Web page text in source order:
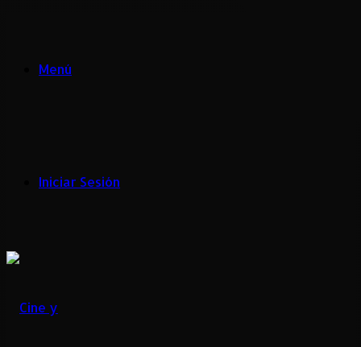
Menú
Iniciar Sesión